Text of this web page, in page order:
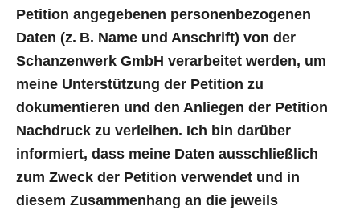
Petition angegebenen personenbezogenen
Daten (z. B. Name und Anschrift) von der
Schanzenwerk GmbH verarbeitet werden, um
meine Unterstützung der Petition zu
dokumentieren und den Anliegen der Petition
Nachdruck zu verleihen. Ich bin darüber
informiert, dass meine Daten ausschließlich
zum Zweck der Petition verwendet und in
diesem Zusammenhang an die jeweils